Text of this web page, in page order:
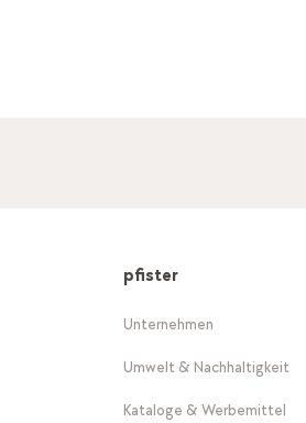
pfister
Unternehmen
Umwelt & Nachhaltigkeit
Kataloge & Werbemittel